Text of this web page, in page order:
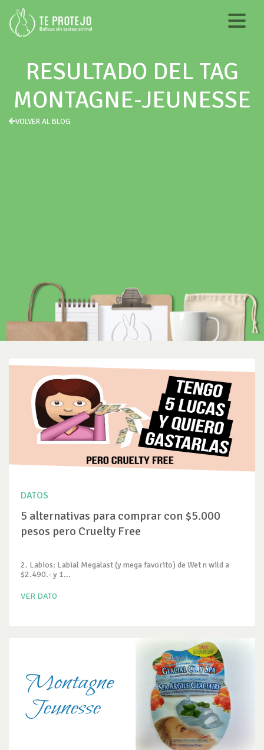
RESULTADO DEL TAG
MONTAGNE-JEUNESSE
VOLVER AL BLOG
DATOS
5 alternativas para comprar con $5.000
pesos pero Cruelty Free
2. Labios: Labial Megalast (y mega favorito) de Wet n wild a
$2.490.- y 1...
VER DATO